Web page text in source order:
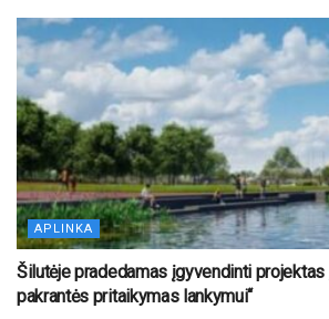
APLINKA
Šilutėje pradedamas įgyvendinti projektas
pakrantės pritaikymas lankymui“